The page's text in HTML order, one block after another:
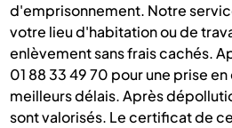
d'emprisonnement. Notre
votre lieu d'habitation ou de
enlèvement sans frais cachés.
01 88 33 49 70 pour une prise
meilleurs délais. Après
sont valorisés. Le certificat de